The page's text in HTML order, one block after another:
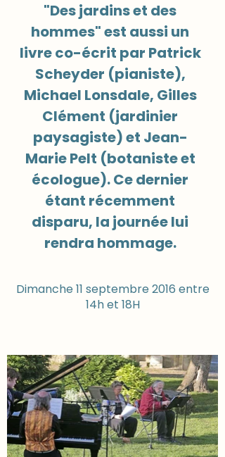
"Des jardins et des
hommes" est aussi un
livre co-écrit par Patrick
Scheyder (pianiste),
Michael Lonsdale, Gilles
Clément (jardinier
paysagiste) et Jean-
Marie Pelt (botaniste et
écologue). Ce dernier
étant récemment
disparu, la journée lui
rendra hommage.
Dimanche 11 septembre 2016 entre
14h et 18H